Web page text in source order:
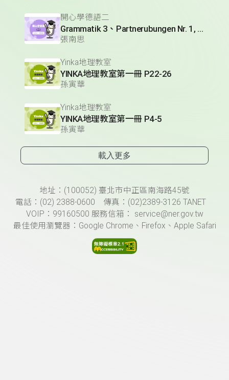
開心學德語二
Grammatik 3、Partnerubungen Nr. 1, 3、Dialog 2(1)
張南思
Yinka地理教室
YINKA地理教室第一冊 P22-26
孫寅華
Yinka地理教室
YINKA地理教室第一冊 P4-5
孫寅華
載入更多
頁尾資訊地址：(100052) 臺北市中正區南海路45號
電話：(02) 2388-0600 傳真：(02)2389-3126 TANET
VOIP：99160500 服務信箱： service@ner.gov.tw
最佳使用瀏覽器：Google Chrome、Firefox、Apple Safari